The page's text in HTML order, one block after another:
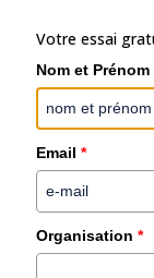
!
Votre essai
Nom et Prénom
Email *
Organisation *